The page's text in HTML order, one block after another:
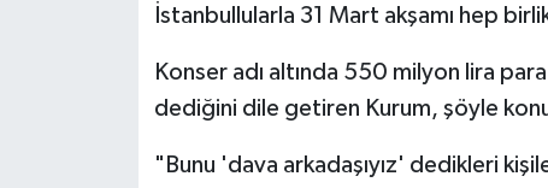
İstanbullularla 31 Mart akşamı hep
Konser adı altında 550 milyon lira
dediğini dile getiren Kurum, şöyle
"Bunu 'dava arkadaşıyız' dedikleri